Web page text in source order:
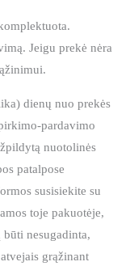
Jeigu prekė nėra
dienų nuo prekės
pardavimo
nuotolinės
patalpose
susisiekite su
toje pakuotėje,
nesugadinta,
grąžinant